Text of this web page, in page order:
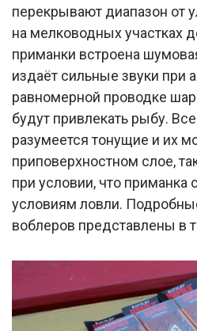
перекрывают диапазон от
на мелководных участках
приманки встроена
издаёт сильные звуки при
равномерной проводке
будут привлекать рыбу. Все
разумеется тонущие и их
приповерхностном слое,
при условии, что приманка
условиям ловли.
воблеров представлены в